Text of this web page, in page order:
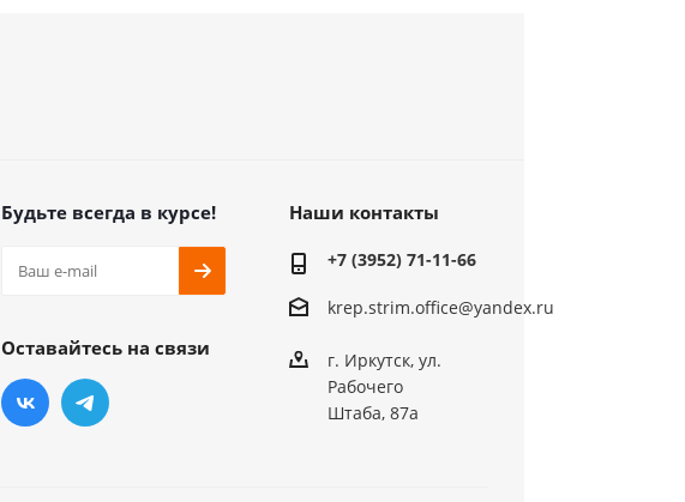
Будьте всегда в курсе!
Оставайтесь на связи
Наши контакты
+7 (3952) 71-11-66
krep.strim.office@yandex.ru
г. Иркутск, ул.
Рабочего
Штаба, 87а